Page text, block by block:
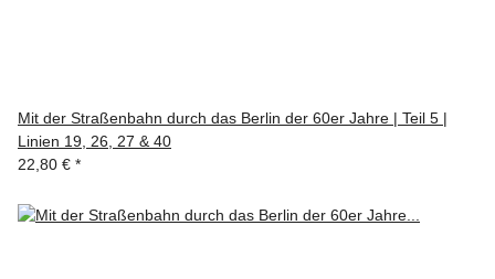
Mit der Straßenbahn durch das Berlin der 60er Jahre | Teil 5 |
Linien 19, 26, 27 & 40
22,80 € *